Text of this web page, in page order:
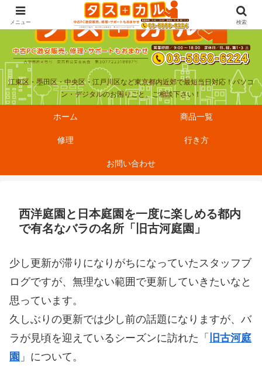
江東区・墨田区・中央区・江戸川区など東京都内近郊で最短当日対応！パソコ
ン・デジタルのお困りごと、ご相談下さい！
ホーム 商品一覧
修理 行き方
お問い合わせ
西洋庭園と日本庭園を一度に楽しめる都内
で有名なバラの名所「旧古河庭園」
少し更新が滞りになりがちになっていたスタッフブ
ログですが、無理ない範囲で更新していきたいなと
思っています。
久しぶりの更新では少し前の話題になりますが、バ
ラが見頃を迎えているシーズンに訪れた「
旧古河庭
園 」について。
メニュー 検索